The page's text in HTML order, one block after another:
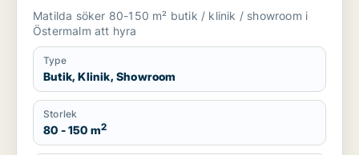
Matilda söker 80-150 m² butik / klinik / showroom i
Östermalm att hyra
Type
Butik, Klinik, Showroom
Storlek
80 - 150 m2